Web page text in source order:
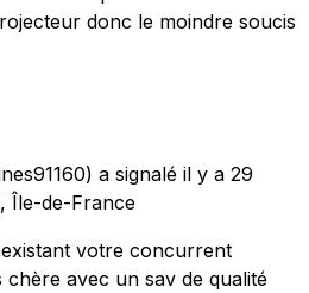
donc le moindre soucis
a signalé il y a 29
Île-de-France
votre concurrent
avec un sav de qualité